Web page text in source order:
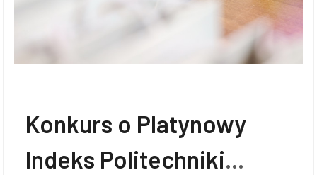
Konkurs o Platynowy
Indeks Politechniki
Domy
studenckie
Współpraca